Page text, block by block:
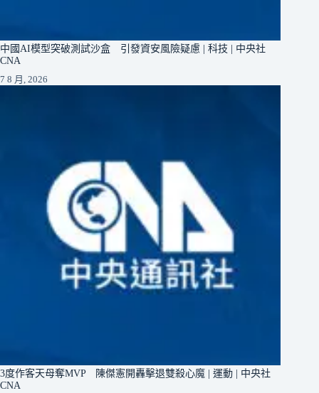
中國AI模型突破測試沙盒 引發資安風險疑慮 | 科技 | 中央社
CNA
7 8 月, 2026
3度作客天母奪MVP 陳傑憲開轟擊退雙殺心魔 | 運動 | 中央社
CNA